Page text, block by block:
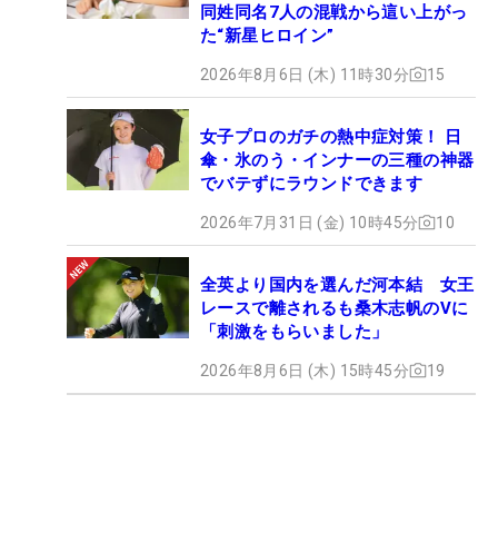
同姓同名7人の混戦から這い上がっ
た“新星ヒロイン”
2026年8月6日 (木) 11時30分 15
女子プロのガチの熱中症対策！ 日
傘・氷のう・インナーの三種の神器
でバテずにラウンドできます
2026年7月31日 (金) 10時45分 10
全英より国内を選んだ河本結 女王
レースで離されるも桑木志帆のVに
「刺激をもらいました」
2026年8月6日 (木) 15時45分 19